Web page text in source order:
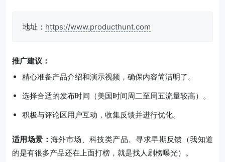
地址： https://www.producthunt.com
推广建议：
精心准备产品介绍和演示视频，确保内容简洁明了。
选择合适的发布时间（美国时间周二至周五流量较高）。
积极与评论区用户互动，收集反馈并进行优化。
适用场景： 海外市场、科技类产品、寻求早期反馈（我知道
的是有很多产品还在上面打榜，就是找人刷榜曝光）。